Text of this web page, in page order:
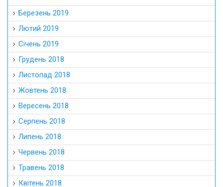
Березень 2019
Лютий 2019
Січень 2019
Грудень 2018
Листопад 2018
Жовтень 2018
Вересень 2018
Серпень 2018
Липень 2018
Червень 2018
Травень 2018
Квітень 2018